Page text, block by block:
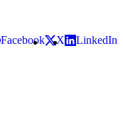
Facebook X LinkedIn